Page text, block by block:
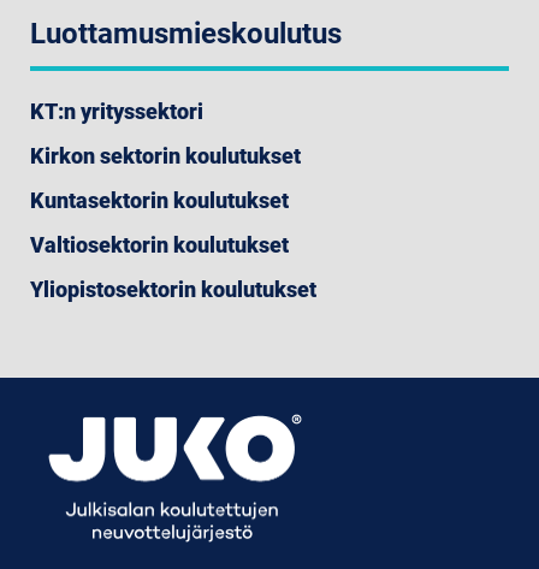
Luottamusmieskoulutus
KT:n yrityssektori
Kirkon sektorin koulutukset
Kuntasektorin koulutukset
Valtiosektorin koulutukset
Yliopistosektorin koulutukset